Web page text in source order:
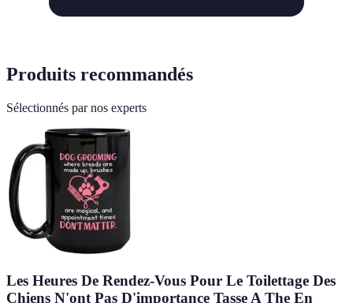
Produits recommandés
Sélectionnés par nos experts
Les Heures De Rendez-Vous Pour Le Toilettage Des
Chiens N'ont Pas D'importance Tasse A The En